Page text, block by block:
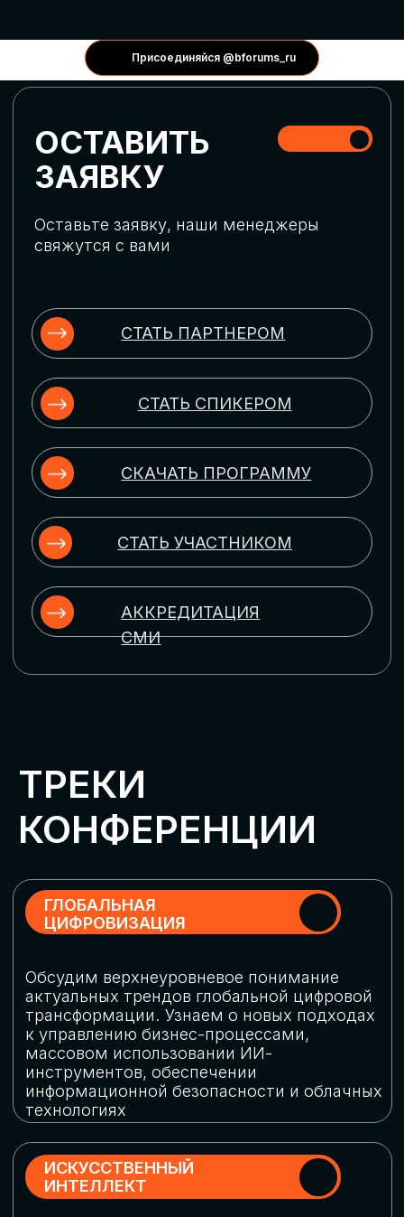
Присоединяйся @bforums_ru
Выясним, как в наши дни уверенно
защищать свой бизнес от киберугроз
ГЛОБАЛЬНАЯ
ЦИФРОВИЗАЦИЯ
актуальных трендов глобальной цифровой
трансформации. Узнаем о новых подходах
массовом использовании ИИ-
инструментов, обеспечении
ИСКУССТВЕННЫЙ
Узнаем как компании адаптируются к
новой ИИ-реальности. Как ИИ-
сотрудники становятся
«полноправными» членами команды, как
ИИ-помощники забирают на себя рутину
и как можно значительно увеличить
производительность без огромных
затрат на нейросети
ЦИФРОВИЗАЦИЯ
МАРКЕТИНГА И ПРОДАЖ
Обменяемся опытом, какие ИИ-решения
в маркетинге и продажах наиболее
рекламными кампаниями показывают
наибольшую эффективность
ЦИФРОВИЗАЦИЯ
УПРАВЛЕНИЯ ПЕРСОНАЛОМ
Рассмотрим управление человеческим
комплексные решения для роста
производительности и кейсы
оптимизации процессов найма,
развития, оценки и удержания
РОБОТИЗАЦИЯ
Узнаем, в каких отраслях ИИ
«материализуется», какие роботы
решают сложные бизнес-задачи, а где
только обсуждают концепции
роботизации и потенциальные бюджеты
на тестирование образцов
ЦИФРОВИЗАЦИЯ
КЛИЕНТСКОГО СЕРВИСА
Разберем кейсы в сфере цифровизации